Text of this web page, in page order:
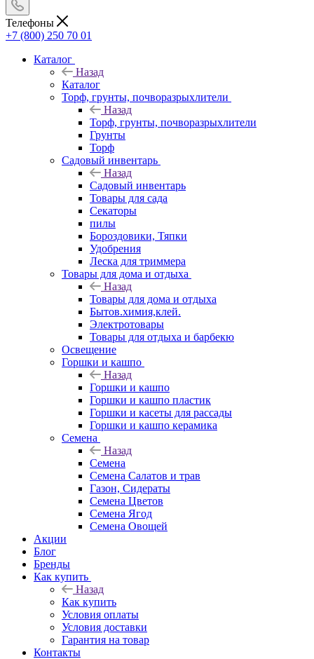
Телефоны
+7 (800) 250 70 01
Каталог
Назад
Каталог
Торф, грунты, почворазрыхлители
Назад
Торф, грунты, почворазрыхлители
Грунты
Торф
Садовый инвентарь
Назад
Садовый инвентарь
Товары для сада
Секаторы
пилы
Бороздовики, Тяпки
Удобрения
Леска для триммера
Товары для дома и отдыха
Назад
Товары для дома и отдыха
Бытов.химия,клей.
Электротовары
Товары для отдыха и барбекю
Освещение
Горшки и кашпо
Назад
Горшки и кашпо
Горшки и кашпо пластик
Горшки и касеты для рассады
Горшки и кашпо керамика
Семена
Назад
Семена
Семена Салатов и трав
Газон, Сидераты
Семена Цветов
Семена Ягод
Семена Овощей
Акции
Блог
Бренды
Как купить
Назад
Как купить
Условия оплаты
Условия доставки
Гарантия на товар
Контакты